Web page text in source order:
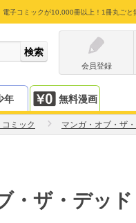
電子コミックが10,000冊以上！1冊丸ご
会員登録
年 無料漫画
ミック マンガ・オブ・ザ
・ザ・デッド